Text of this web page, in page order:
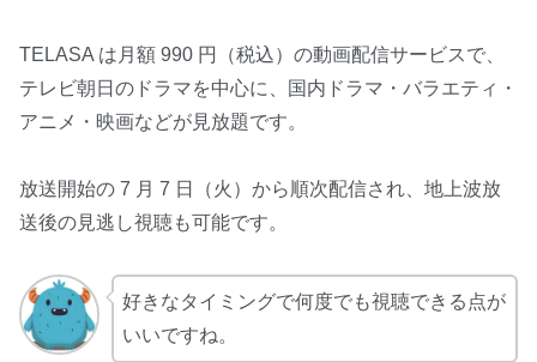
TELASA は月額 990 円（税込）の動画配信サービスで、
テレビ朝日のドラマを中心に、国内ドラマ・バラエティ・
アニメ・映画などが見放題です。
放送開始の 7 月 7 日（火）から順次配信され、地上波放
送後の見逃し視聴も可能です。
好きなタイミングで何度でも視聴できる点が
いいですね。